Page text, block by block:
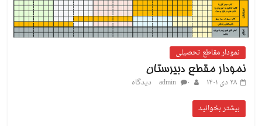
نمودار مقاطع تحصیلی
نمودار مقطع دبیرستان
۲۸ دی ۱۴۰۱
admin
۰ دیدگاه
بیشتر بخوانید